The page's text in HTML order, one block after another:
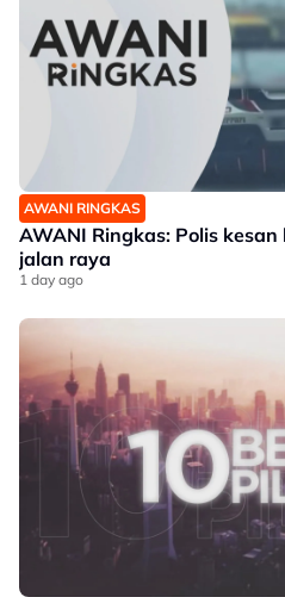
AWANI RINGKAS
AWANI Ringkas: Polis
jalan raya
1 day ago